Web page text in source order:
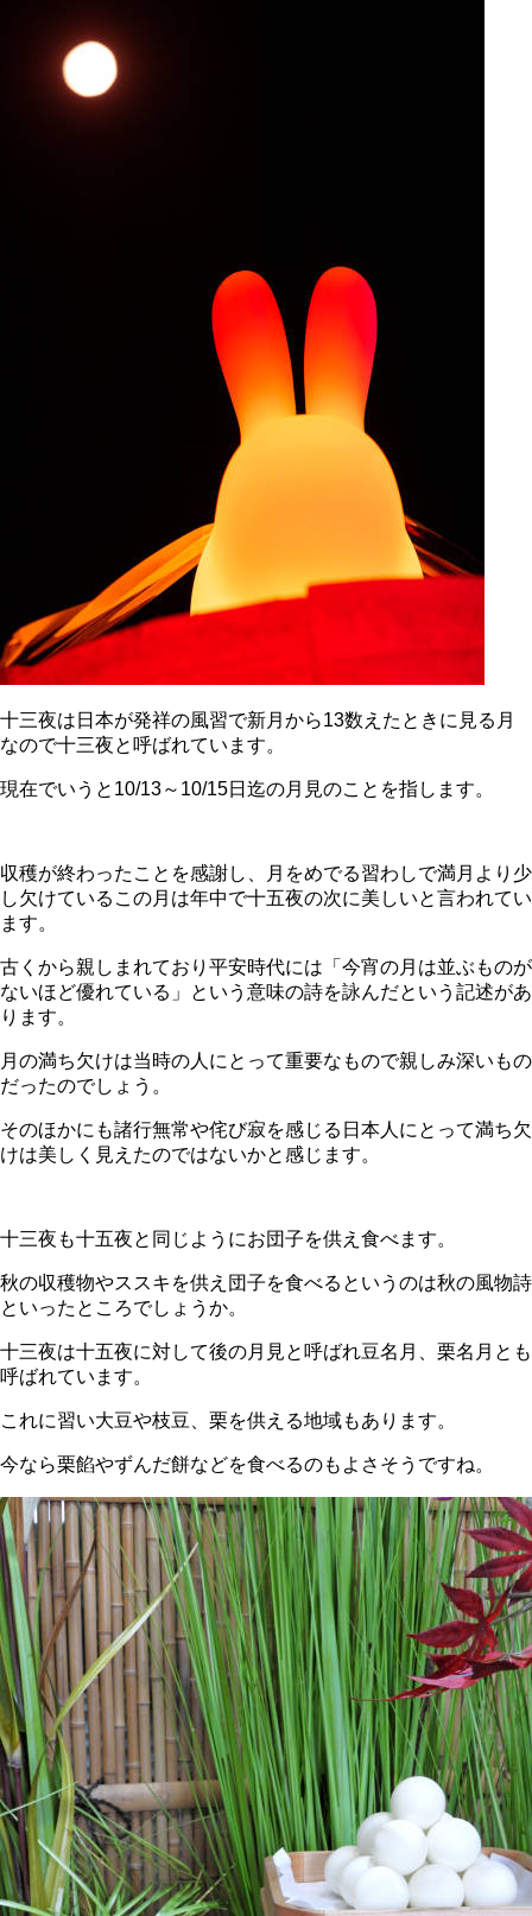
十三夜は日本が発祥の風習で新月から13数えたときに見る月
なので十三夜と呼ばれています。
現在でいうと10/13～10/15日迄の月見のことを指します。
収穫が終わったことを感謝し、月をめでる習わしで満月より少
し欠けているこの月は年中で十五夜の次に美しいと言われてい
ます。
古くから親しまれており平安時代には「今宵の月は並ぶものが
ないほど優れている」という意味の詩を詠んだという記述があ
ります。
月の満ち欠けは当時の人にとって重要なもので親しみ深いもの
だったのでしょう。
そのほかにも諸行無常や侘び寂を感じる日本人にとって満ち欠
けは美しく見えたのではないかと感じます。
十三夜も十五夜と同じようにお団子を供え食べます。
秋の収穫物やススキを供え団子を食べるというのは秋の風物詩
といったところでしょうか。
十三夜は十五夜に対して後の月見と呼ばれ豆名月、栗名月とも
呼ばれています。
これに習い大豆や枝豆、栗を供える地域もあります。
今なら栗餡やずんだ餅などを食べるのもよさそうですね。